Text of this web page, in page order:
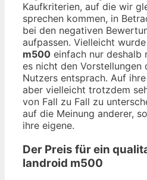
Kaufkriterien, auf die wir
sprechen kommen, in
bei den negativen
aufpassen. Vielleicht
m500 einfach nur deshalb
es nicht den Vorstellungen
Nutzers entsprach. Auf
aber vielleicht trotzdem
von Fall zu Fall zu
auf die Meinung anderer,
ihre eigene.
Der Preis für ein
landroid m500